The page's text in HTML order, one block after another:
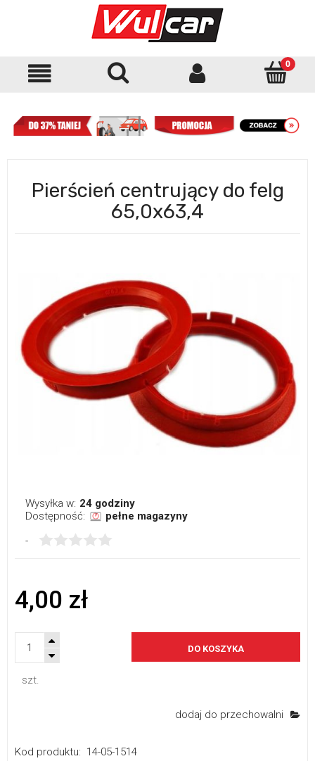
Pierścień centrujący do felg
65,0x63,4
Wysyłka w: 24 godziny
Dostępność:
pełne magazyny
-
4,00 zł
szt.
DO KOSZYKA
dodaj do przechowalni
Kod produktu: 14-05-1514